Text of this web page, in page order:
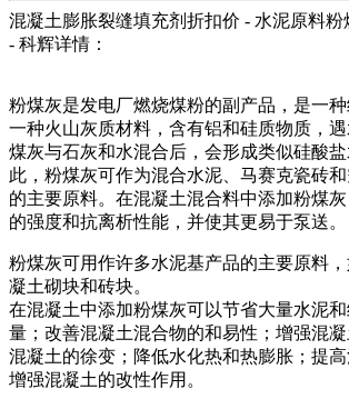
混凝土膨胀裂缝填充剂折扣价 - 水泥原料粉
- 科辉详情：
粉煤灰是发电厂燃烧煤粉的副产品，是一
一种火山灰质材料，含有铝和硅质物质，
煤灰与石灰和水混合后，会形成类似硅酸
此，粉煤灰可作为混合水泥、马赛克瓷砖
的主要原料。在混凝土混合料中添加粉煤
的强度和抗离析性能，并使其更易于泵送。
粉煤灰可用作许多水泥基产品的主要原料
凝土砌块和砖块。
在混凝土中添加粉煤灰可以节省大量水泥
量；改善混凝土混合物的和易性；增强混
混凝土的徐变；降低水化热和热膨胀；提高
增强混凝土的改性作用。